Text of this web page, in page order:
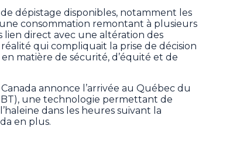
dépistage disponibles, notamment les
consommation remontant à plusieurs
lien direct avec une altération des
qui compliquait la prise de décision
matière de sécurité, d’équité et de
annonce l’arrivée au Québec du
une technologie permettant de
dans les heures suivant la
en plus.